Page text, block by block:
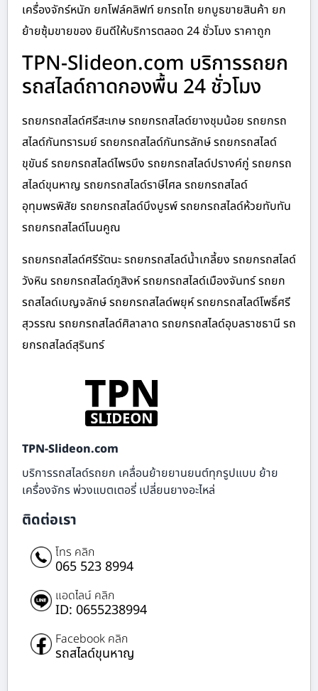
เครื่องจักร์หนัก ยกโฟล์คลิฟท์ ยกรถไถ ยกบูธขายสินค้า ยก
ย้ายซุ้มขายของ ยินดีให้บริการตลอด 24 ชั่วโมง ราคาถูก
TPN-Slideon.com บริการรถยก
รถสไลด์ถาดกองพื้น 24 ชั่วโมง
รถยกรถสไลด์ศรีสะเกษ รถยกรถสไลด์ยางชุมน้อย รถยกรถ
สไลด์กันทรารมย์ รถยกรถสไลด์กันทรลักษ์ รถยกรถสไลด์
ขุขันธ์ รถยกรถสไลด์ไพรบึง รถยกรถสไลด์ปรางค์กู่ รถยกรถ
สไลด์ขุนหาญ รถยกรถสไลด์ราษีไศล รถยกรถสไลด์
อุทุมพรพิสัย รถยกรถสไลด์บึงบูรพ์ รถยกรถสไลด์ห้วยทับทัน
รถยกรถสไลด์โนนคูณ
รถยกรถสไลด์ศรีรัตนะ รถยกรถสไลด์น้ำเกลี้ยง รถยกรถสไลด์
วังหิน รถยกรถสไลด์ภูสิงห์ รถยกรถสไลด์เมืองจันทร์ รถยก
รถสไลด์เบญจลักษ์ รถยกรถสไลด์พยุห์ รถยกรถสไลด์โพธิ์ศรี
สุวรรณ รถยกรถสไลด์ศิลาลาด รถยกรถสไลด์อุบลราชธานี รถ
ยกรถสไลด์สุรินทร์
TPN-Slideon.com
บริการรถสไลด์รถยก เคลื่อนย้ายยานยนต์ทุกรูปแบบ ย้าย
เครื่องจักร พ่วงแบตเตอรี่ เปลี่ยนยางอะไหล่
ติดต่อเรา
โทร คลิก
065 523 8994
แอดไลน์ คลิก
ID: 0655238994
Facebook คลิก
รถสไลด์ขุนหาญ